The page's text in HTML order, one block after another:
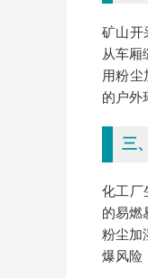
矿山开
从车厢
用粉尘
的户外
三
化工厂
的易燃
粉尘加
爆风险